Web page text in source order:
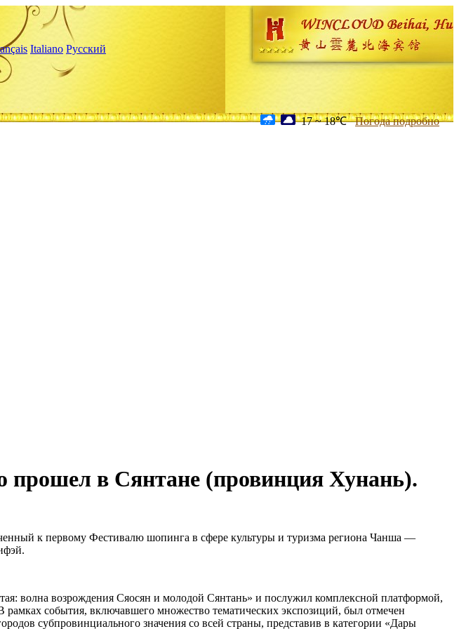
Italiano Русский
17 ~ 18℃ Погода подробно
прошел в Сянтане (провинция Хунань).
к первому Фестивалю шопинга в сфере культуры и туризма региона Чанша —
волна возрождения Сяосян и молодой Сянтань» и послужил комплексной платформой,
события, включавшего множество тематических экспозиций, был отмечен
субпровинциального значения со всей страны, представив в категории «Дары